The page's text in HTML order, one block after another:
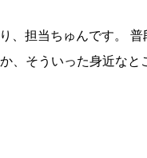
、担当ちゅんです。 普
、そういった身近なと